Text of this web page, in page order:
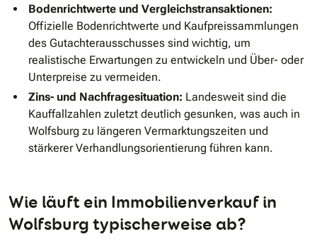
Bodenrichtwerte und Vergleichstransaktionen:
Offizielle Bodenrichtwerte und Kaufpreissammlungen
des Gutachterausschusses sind wichtig, um
realistische Erwartungen zu entwickeln und Über- oder
Unterpreise zu vermeiden.
Zins- und Nachfragesituation: Landesweit sind die
Kauffallzahlen zuletzt deutlich gesunken, was auch in
Wolfsburg zu längeren Vermarktungszeiten und
stärkerer Verhandlungsorientierung führen kann.
Wie läuft ein Immobilienverkauf in
Wolfsburg typischerweise ab?